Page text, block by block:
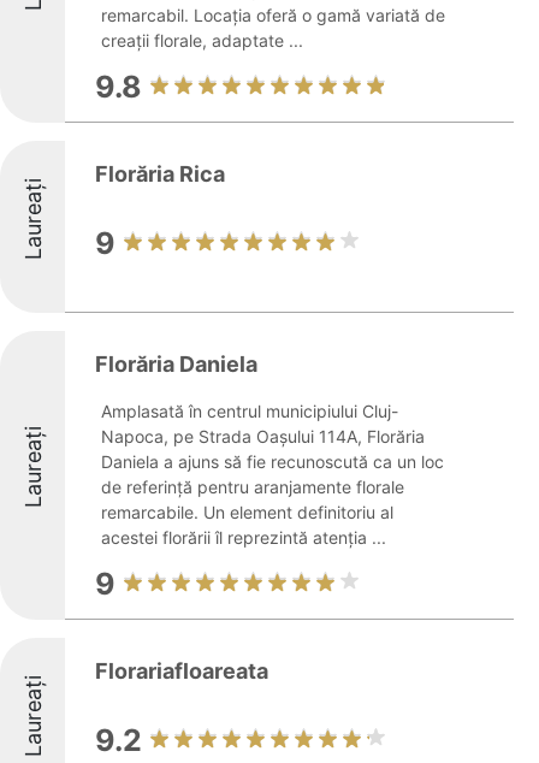
remarcabil. Locația oferă o gamă variată de
creații florale, adaptate ...
9.8
Laureați
Florăria Rica
9
Laureați
Florăria Daniela
Amplasată în centrul municipiului Cluj-
Napoca, pe Strada Oașului 114A, Florăria
Daniela a ajuns să fie recunoscută ca un loc
de referință pentru aranjamente florale
remarcabile. Un element definitoriu al
acestei florării îl reprezintă atenția ...
9
Laureați
Florariafloareata
9.2